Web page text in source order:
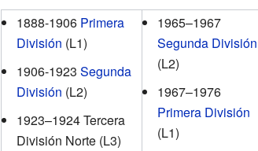
1888-1906 Primera
División (L1)
1906-1923 Segunda
División (L2)
1923–1924 Tercera
División Norte (L3)
1965–1967
Segunda División
(L2)
1967–1976
Primera División
(L1)